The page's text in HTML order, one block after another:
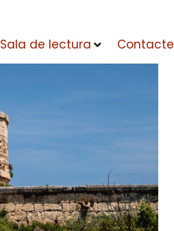
Sala de lectura Contacte